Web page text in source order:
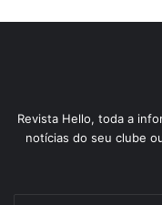
Revista Hello, toda a
notícias do seu clube